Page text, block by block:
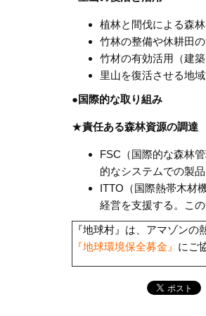
植林と間伐による森
竹林の整備や休耕田
竹材の有効活用（建
里山を復活させる地
●国際的な取り組み
★責任ある森林資源の調達
FSC（国際的な森林
的なシステムでの製
ITTO（国際熱帯木材
経営を支援する。こ
『地球村』は、アマゾン
『地球環境保全募金』 にご